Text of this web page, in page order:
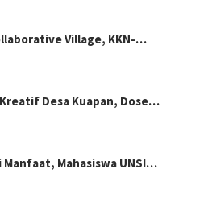
Village, KKN-…
Desa Kuapan, Dose…
Manfaat, Mahasiswa UNSI…